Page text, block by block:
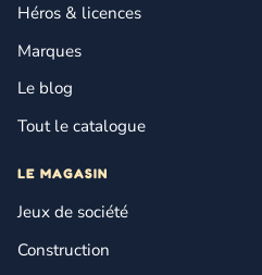
Héros & licences
Marques
Le blog
Tout le catalogue
LE MAGASIN
Jeux de société
Construction